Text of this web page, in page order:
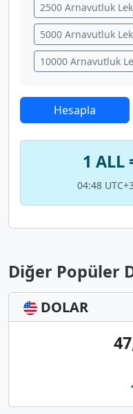
2500 Arnavutluk
5000 Arnavutluk
10000 Arnavutluk
Hesapla
1 ALL
04:48
Diğer Popüler
DOLAR